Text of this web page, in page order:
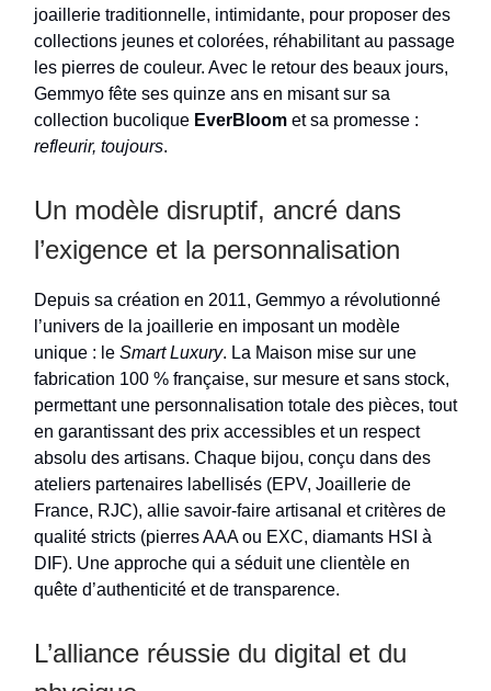
joaillerie traditionnelle, intimidante, pour proposer des
collections jeunes et colorées, réhabilitant au passage
les pierres de couleur. Avec le retour des beaux jours,
Gemmyo fête ses quinze ans en misant sur sa
collection bucolique EverBloom et sa promesse :
refleurir, toujours.
Un modèle disruptif, ancré dans
l’exigence et la personnalisation
Depuis sa création en 2011, Gemmyo a révolutionné
l’univers de la joaillerie en imposant un modèle
unique : le Smart Luxury. La Maison mise sur une
fabrication 100 % française, sur mesure et sans stock,
permettant une personnalisation totale des pièces, tout
en garantissant des prix accessibles et un respect
absolu des artisans. Chaque bijou, conçu dans des
ateliers partenaires labellisés (EPV, Joaillerie de
France, RJC), allie savoir-faire artisanal et critères de
qualité stricts (pierres AAA ou EXC, diamants HSI à
DIF). Une approche qui a séduit une clientèle en
quête d’authenticité et de transparence.
L’alliance réussie du digital et du